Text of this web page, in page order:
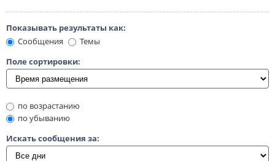
Показывать результаты как:
Сообщения
Темы
Поле сортировки:
по возрастанию
по убыванию
Искать сообщения за: